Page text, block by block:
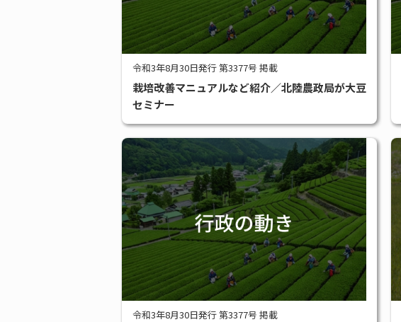
令和3年8月30日発行 第3377号 掲載
栽培改善マニュアルなど紹介／北陸農政局が大豆
セミナー
令和3年8月30日発行 第3377号 掲載